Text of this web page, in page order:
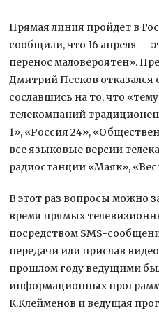
Прямая линия пройдет в
сообщили, что 16 апреля —
перенос маловероятен».
Дмитрий Песков отказался
сославшись на то, что
телекомпаний
1», «Россия 24»,
все языковые версии
радиостанции «Маяк»,
В этот раз вопросы можно
время прямых
посредством SMS-
передачи или прислав
прошлом году ведущими
информационных
К.Клейменов и ведущая